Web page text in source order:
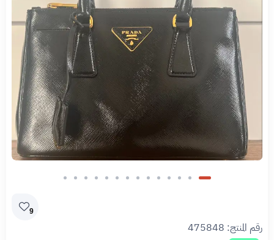
9
رقم المنتج: 475848